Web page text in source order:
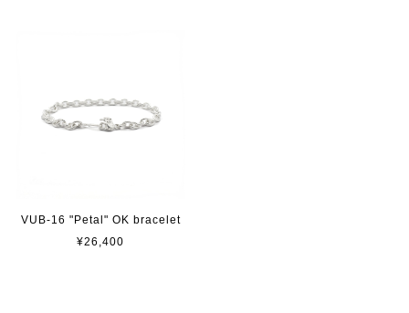
VUB-16 "Petal" OK bracelet
¥26,400